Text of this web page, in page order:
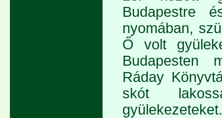
Budapestre
nyomában,
Ő volt
Budapesten
Ráday
skót